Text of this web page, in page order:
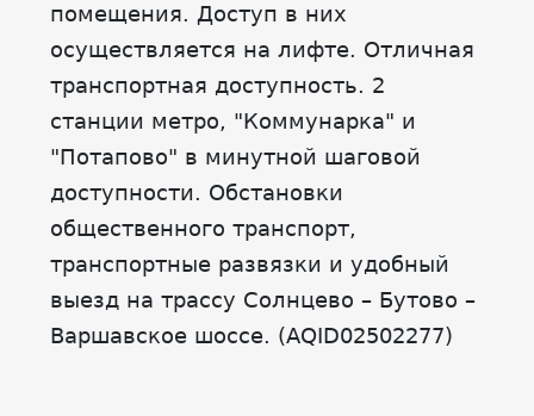
помещения. Доступ в них
осуществляется на лифте. Отличная
транспортная доступность. 2
станции метро, "Коммунарка" и
"Потапово" в минутной шаговой
доступности. Обстановки
общественного транспорт,
транспортные развязки и удобный
выезд на трассу Солнцево – Бутово –
Варшавское шоссе. (AQID02502277)